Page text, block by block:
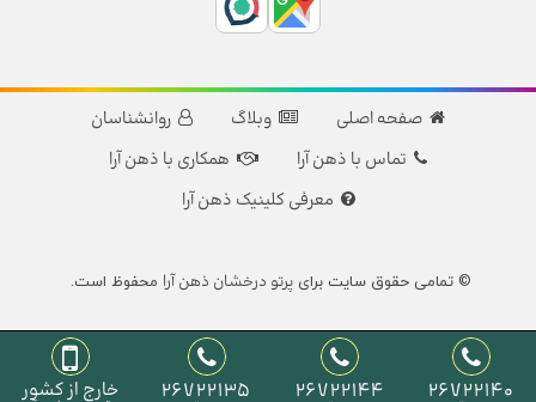
26722140
26722144
26722135 خارج از کشور
صفحه اصلی وبلاگ
روانشناسان
تماس با ذهن آرا
همکاری با ذهن آرا
معرفی کلینیک ذهن آرا
© تمامی حقوق سایت برایپرتو درخشان ذهن آرا محفوظ است.